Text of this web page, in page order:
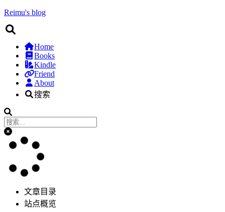
Reimu's blog
Home
Books
Kindle
Friend
About
搜索
文章目录
站点概览